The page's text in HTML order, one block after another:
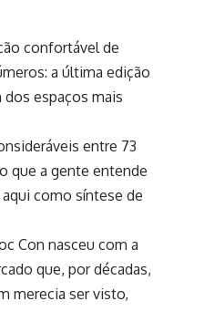
confortável de
a última edição
espaços mais
entre 73
que a gente entende
como síntese de
Con nasceu com a
que, por décadas,
merecia ser visto,